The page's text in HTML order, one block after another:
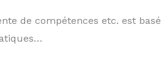
de compétences etc. est